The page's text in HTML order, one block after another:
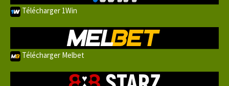
Télécharger 1Win
Télécharger Melbet